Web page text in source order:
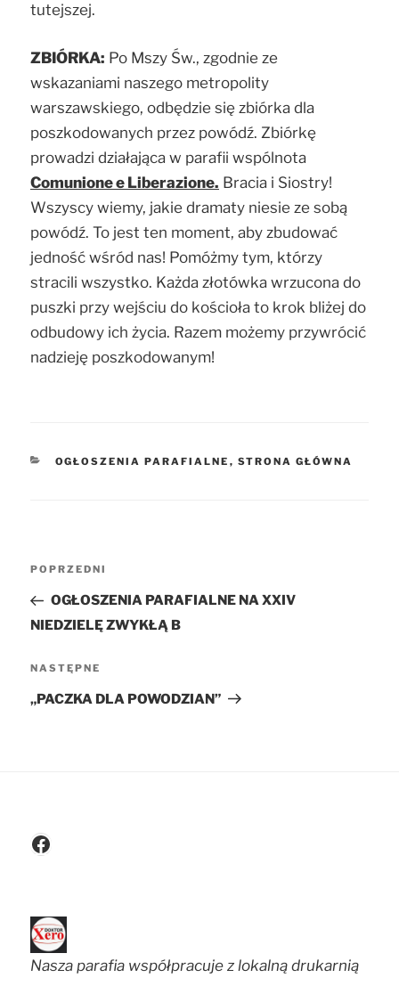
tutejszej.
ZBIÓRKA: Po Mszy Św., zgodnie ze
wskazaniami naszego metropolity
warszawskiego, odbędzie się zbiórka dla
poszkodowanych przez powódź. Zbiórkę
prowadzi działająca w parafii wspólnota
Comunione e Liberazione. Bracia i Siostry!
Wszyscy wiemy, jakie dramaty niesie ze sobą
powódź. To jest ten moment, aby zbudować
jedność wśród nas! Pomóżmy tym, którzy
stracili wszystko. Każda złotówka wrzucona do
puszki przy wejściu do kościoła to krok bliżej do
odbudowy ich życia. Razem możemy przywrócić
nadzieję poszkodowanym!
KATEGORIE
OGŁOSZENIA PARAFIALNE , STRONA GŁÓWNA
Nawigacja
wpisu
Poprzedni
wpis
POPRZEDNI
OGŁOSZENIA PARAFIALNE NA XXIV
NIEDZIELĘ ZWYKŁĄ B
Następny
wpis
NASTĘPNE
„PACZKA DLA POWODZIAN”
Facebook
Nasza parafia współpracuje z lokalną drukarnią